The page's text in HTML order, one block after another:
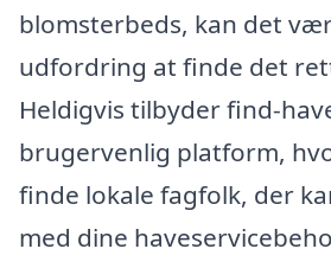
blomsterbeds, kan det
udfordring at finde det
Heldigvis tilbyder find-
brugervenlig platform,
finde lokale fagfolk, der
med dine